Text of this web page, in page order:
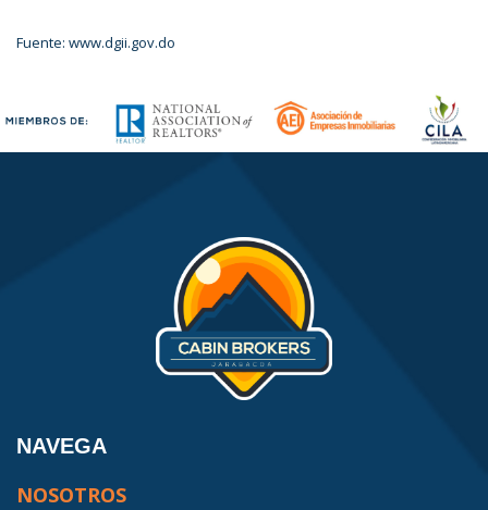
Fuente: www.dgii.gov.do
NAVEGA
NOSOTROS